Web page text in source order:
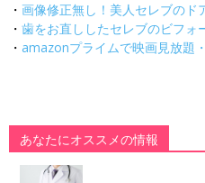
・ 画像修正無し！美人セレブのド
・ 歯をお直ししたセレブのビフォ
・ amazonプライムで映画見放題
あなたにオススメの情報